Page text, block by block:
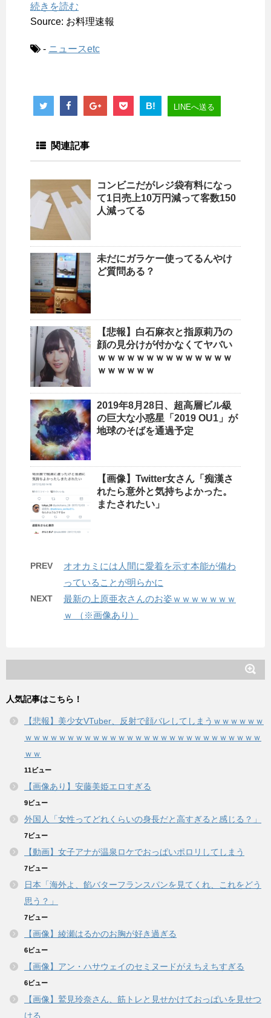
続きを読む
Source: お料理速報
- ニュースetc
B! LINEへ送る
関連記事
コンビニだがレジ袋有料になっ
て1日売上10万円減って客数150
人減ってる
未だにガラケー使ってるんやけ
ど質問ある？
【悲報】白石麻衣と指原莉乃の
顔の見分けが付かなくてヤバい
ｗｗｗｗｗｗｗｗｗｗｗｗｗｗ
ｗｗｗｗｗｗ
2019年8月28日、超高層ビル級
の巨大な小惑星「2019 OU1」が
地球のそばを通過予定
【画像】Twitter女さん「痴漢さ
れたら意外と気持ちよかった。
またされたい」
PREV
オオカミには人間に愛着を示す本能が備わ
っていることが明らかに
NEXT
最新の上原亜衣さんのお姿ｗｗｗｗｗｗｗ
ｗ （※画像あり）
人気記事はこちら！
【悲報】美少女VTuber、反射で顔バレしてしまうｗｗｗｗｗｗ
ｗｗｗｗｗｗｗｗｗｗｗｗｗｗｗｗｗｗｗｗｗｗｗｗｗｗｗｗ
ｗｗ
11ビュー
【画像あり】安藤美姫エロすぎる
9ビュー
外国人「女性ってどれくらいの身長だと高すぎると感じる？」
7ビュー
【動画】女子アナが温泉ロケでおっぱいポロリしてしまう
7ビュー
日本「海外よ、餡バターフランスパンを見てくれ、これをどう
思う？」
7ビュー
【画像】綾瀬はるかのお胸が好き過ぎる
6ビュー
【画像】アン・ハサウェイのセミヌードがえちえちすぎる
6ビュー
【画像】鷲見玲奈さん、筋トレと見せかけておっぱいを見せつ
ける